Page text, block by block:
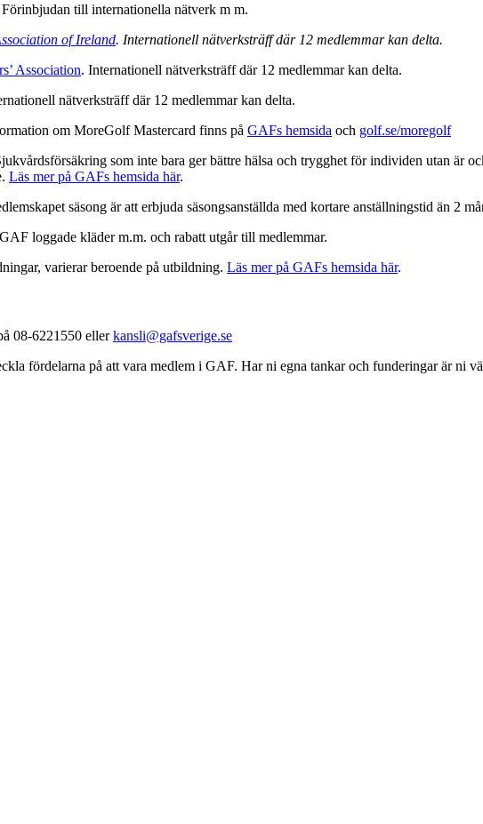
till internationella nätverk m m.
of Ireland. Internationell nätverksträff där 12 medlemmar kan delta.
Association. Internationell nätverksträff där 12 medlemmar kan delta.
nätverksträff där 12 medlemmar kan delta.
om MoreGolf Mastercard finns på GAFs hemsida och golf.se/moregolf
som inte bara ger bättre hälsa och trygghet för individen utan är
Läs mer på GAFs hemsida här.
säsong är att erbjuda säsongsanställda med kortare anställningstid än 2
loggade kläder m.m. och rabatt utgår till medlemmar.
varierar beroende på utbildning. Läs mer på GAFs hemsida här.
08-6221550 ellerkansli@gafsverige.se
fördelarna på att vara medlem i GAF. Har ni egna tankar och funderingar är ni